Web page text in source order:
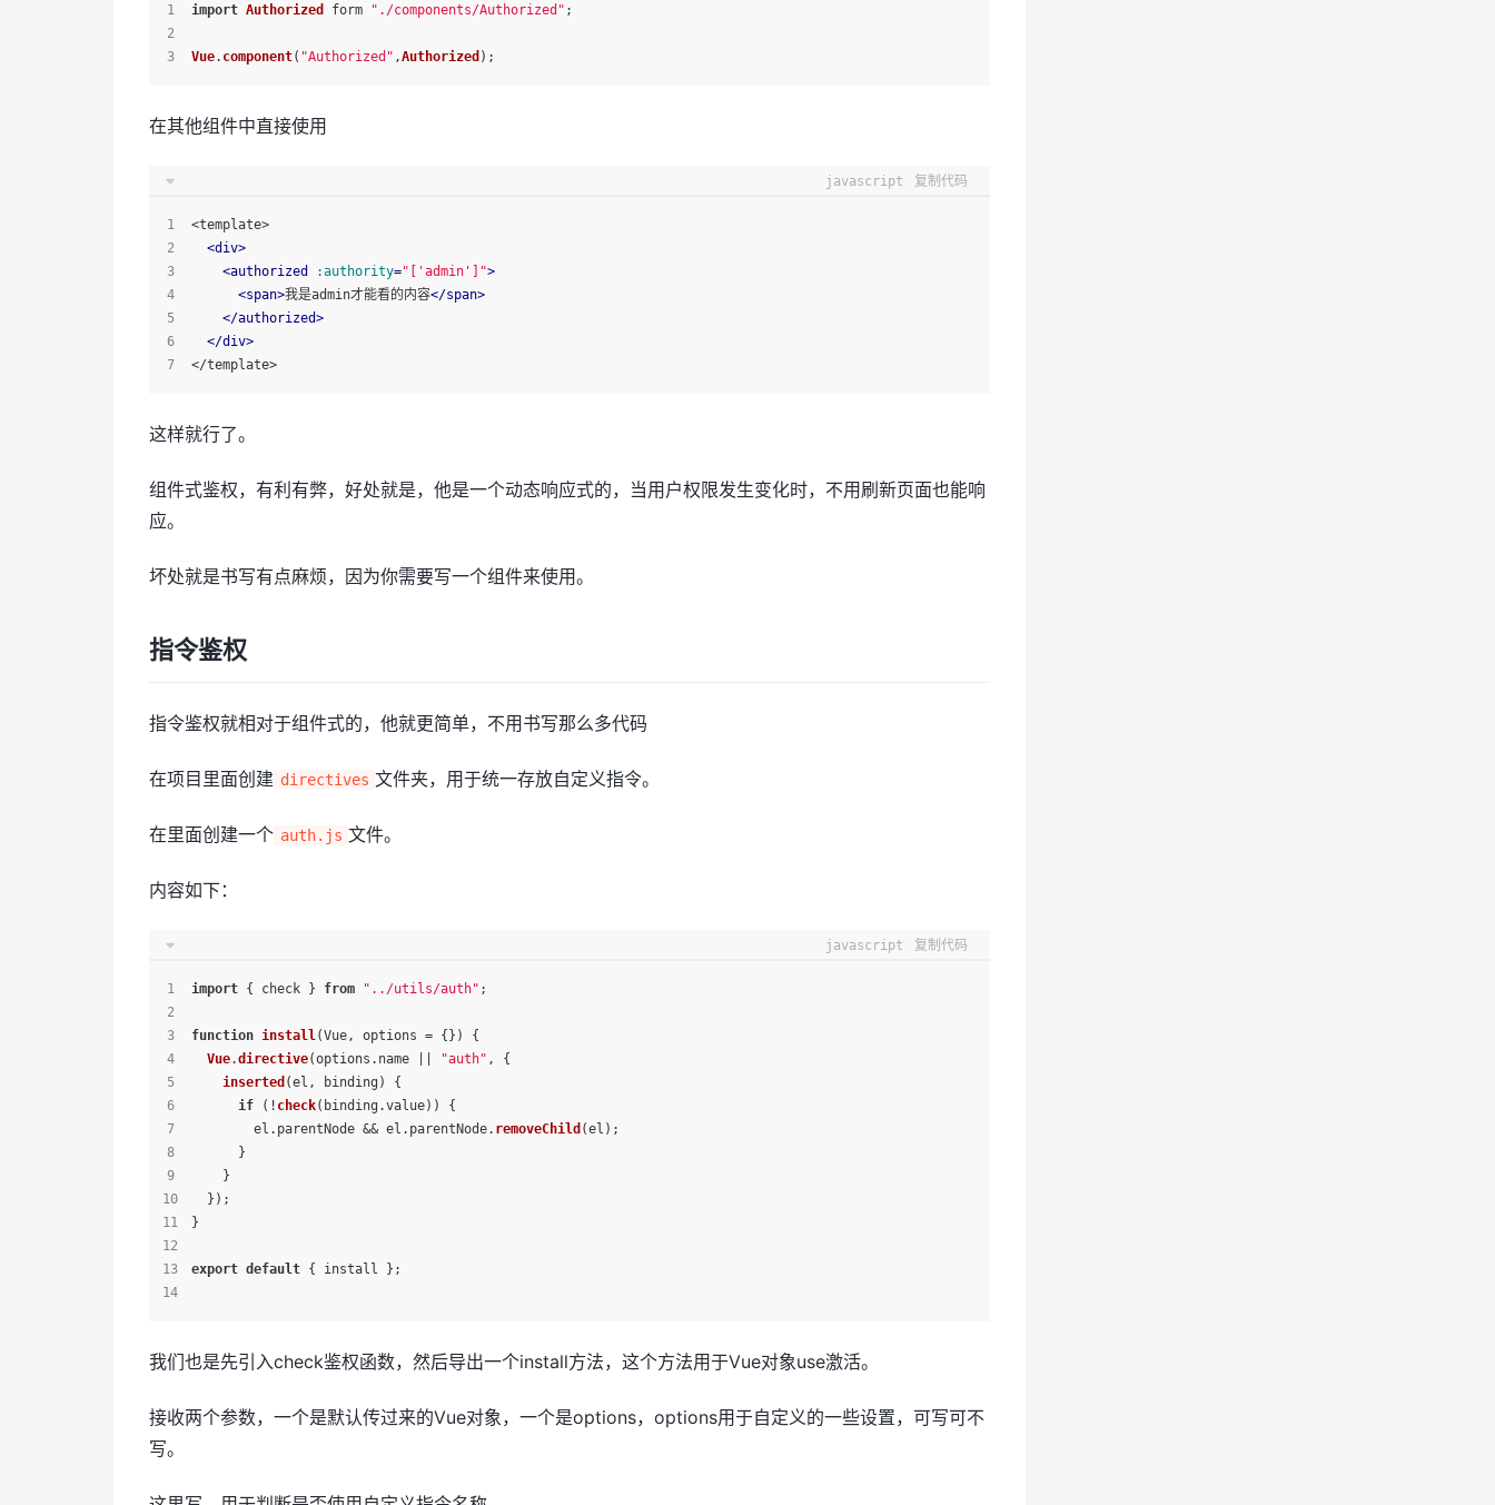
import Authorized form "./components/Authorized" ;
Vue. component( "Authorized" ,Authorized );
在其他组件中直接使用
javascript 复制代码
<template>
<div>
<authorized :authority="['admin']">
<span>我是admin才能看的内容</span>
</authorized>
</div>
</template>
这样就行了。
组件式鉴权，有利有弊，好处就是，他是一个动态响应式的，当用户权限发生变化时，不用刷新页面也能响
应。
坏处就是书写有点麻烦，因为你需要写一个组件来使用。
指令鉴权
指令鉴权就相对于组件式的，他就更简单，不用书写那么多代码
在项目里面创建 directives 文件夹，用于统一存放自定义指令。
在里面创建一个 auth.js 文件。
内容如下：
javascript 复制代码
import { check } from "../utils/auth" ;
function install(Vue, options = {} ) {
Vue.directive(options. name "auth" , {
inserted (el, binding ) {
if (! check(binding.value)) {
        el.
parentNode && el. parentNode. removeChild (el);
      }
    }
  });
}
export default { install };
我们也是先引入check鉴权函数，然后导出一个install方法，这个方法用于Vue对象use激活。
接收两个参数，一个是默认传过来的Vue对象，一个是options，options用于自定义的一些设置，可写可不
写。